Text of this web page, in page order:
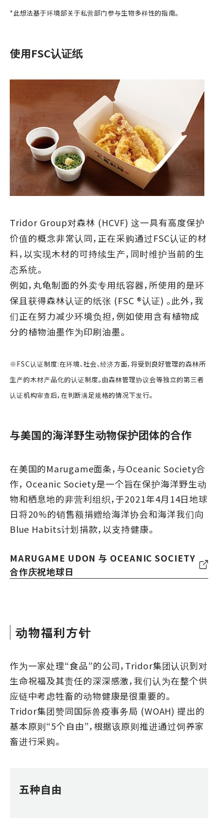
*此想法基于环境部关于私营部门参与生物多样性的指南。
使用FSC认证纸
Tridor Group对森林 (HCVF) 这一具有高度保护
价值的概念非常认同，正在采购通过FSC认证的材
料，以实现木材的可持续生产，同时维护当前的生
态系统。
例如，丸龟制面的外卖专用纸容器，所使用的是环
保且获得森林认证的纸张 (FSC ®认证) 。此外，我
们正在努力减少环境负担，例如使用含有植物成
分的植物油墨作为印刷油墨。
※FSC认证制度:在环境、社会、经济方面，将受到良好管理的森林所
生产的木材产品化的认证制度。由森林管理协议会等独立的第三者
认证机构审查后，在判断满足规格的情况下发行。
与美国的海洋野生动物保护团体的合作
在美国的Marugame面条，与Oceanic Society合
作， Oceanic Society是一个旨在保护海洋野生动
物和栖息地的非营利组织，于2021年4月14日地球
日将20%的销售额捐赠给海洋协会和海洋我们向
Blue Habits计划捐款，以支持健康。
MARUGAME UDON 与 OCEANIC SOCIETY
合作庆祝地球日
动物福利方针
作为一家处理“食品”的公司，Tridor集团认识到对
生命祝福及其责任的深深感激，我们认为在整个供
应链中考虑牲畜的动物健康是很重要的。
Tridor集团赞同国际兽疫事务局 (WOAH) 提出的
基本原则“5个自由”，根据该原则推进通过饲养家
畜进行采购。
五种自由